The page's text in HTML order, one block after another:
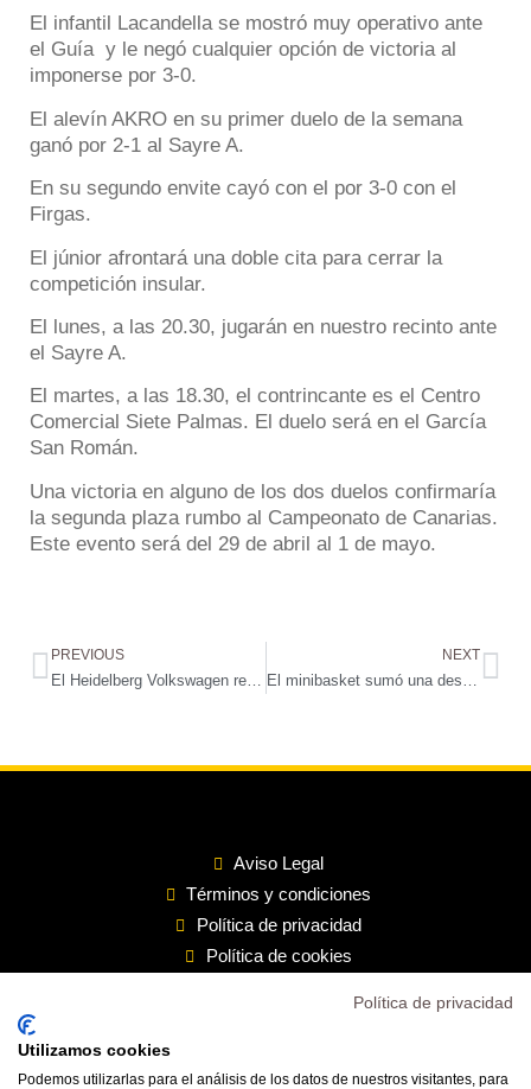
El infantil Lacandella se mostró muy operativo ante
el Guía y le negó cualquier opción de victoria al
imponerse por 3-0.
El alevín AKRO en su primer duelo de la semana
ganó por 2-1 al Sayre A.
En su segundo envite cayó con el por 3-0 con el
Firgas.
El júnior afrontará una doble cita para cerrar la
competición insular.
El lunes, a las 20.30, jugarán en nuestro recinto ante
el Sayre A.
El martes, a las 18.30, el contrincante es el Centro
Comercial Siete Palmas. El duelo será en el García
San Román.
Una victoria en alguno de los dos duelos confirmaría
la segunda plaza rumbo al Campeonato de Canarias.
Este evento será del 29 de abril al 1 de mayo.
PREVIOUS NEXT
Aviso Legal
Términos y condiciones
Política de privacidad
Política de cookies
Política de privacidad
Utilizamos cookies
Podemos utilizarlas para el análisis de los datos de nuestros visitantes, para